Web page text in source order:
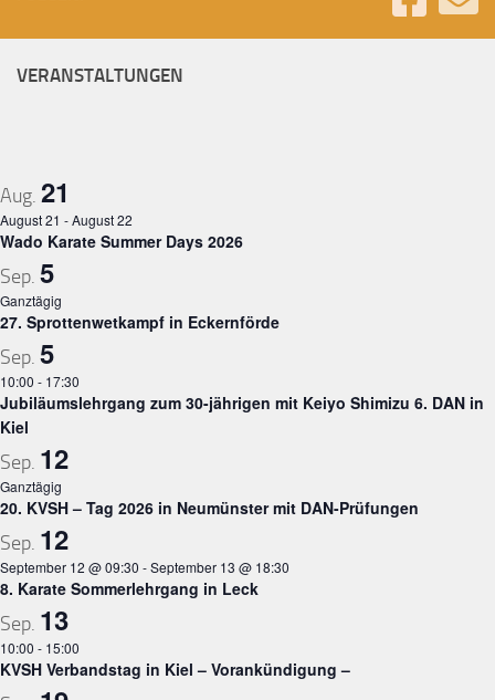
VERANSTALTUNGEN
Aug. 21
August 21 -August 22
Wado Karate Summer Days 2026
Sep. 5
Ganztägig
27. Sprottenwetkampf in Eckernförde
Sep. 5
10:00 - 17:30
Jubiläumslehrgang zum 30-jährigen mit Keiyo Shimizu 6. DAN in
Kiel
Sep. 12
Ganztägig
20. KVSH – Tag 2026 in Neumünster mit DAN-Prüfungen
Sep. 12
September 12 @ 09:30 -September 13 @ 18:30
8. Karate Sommerlehrgang in Leck
Sep. 13
10:00 - 15:00
KVSH Verbandstag in Kiel – Vorankündigung –